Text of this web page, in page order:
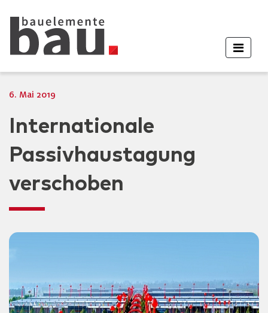
6. Mai 2019
Internationale
Passivhaustagung
verschoben